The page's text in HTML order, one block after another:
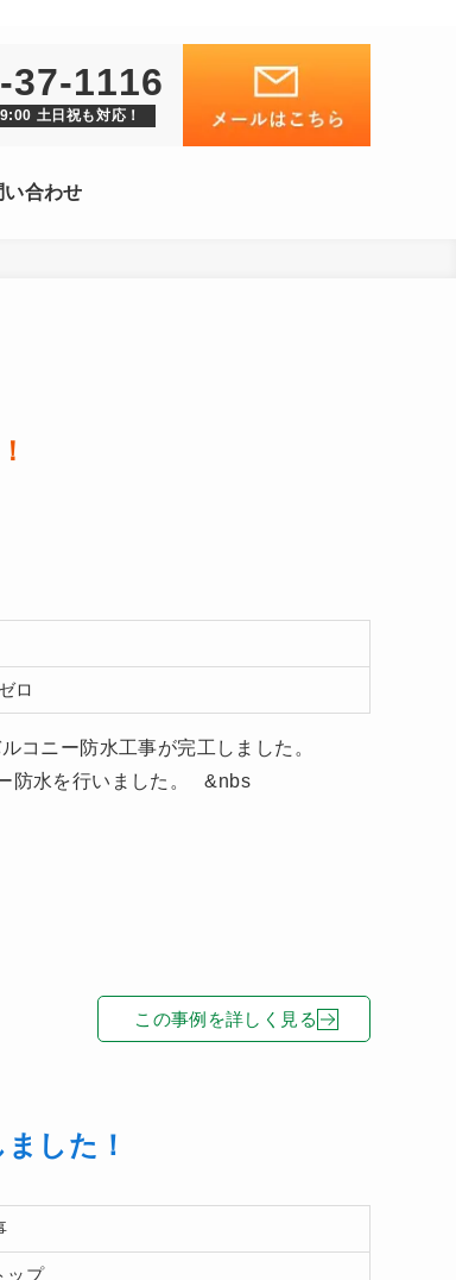
い合わせ
37-1116
土日祝も対応！
ロ
ルコニー防水工事が完工しました。
防水を行いました。 &nbs
この事例を詳しく見る
した！
ップ